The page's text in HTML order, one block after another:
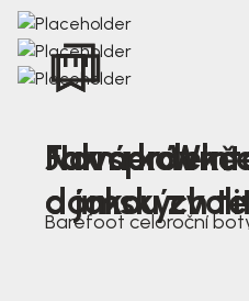
Nová
dámských
Jak
a jakou
Farmer
Barefoot celoroční